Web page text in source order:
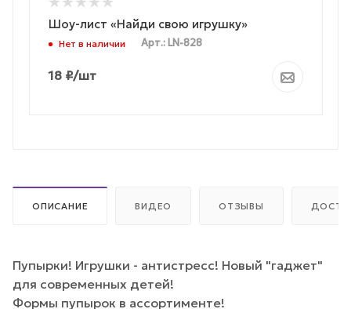
Шоу-лист «Найди свою игрушку»
Нет в наличии Арт.: LN-828
18 ₽/шт
ОПИСАНИЕ ВИДЕО ОТЗЫВЫ
Пупырки! Игрушки - антистресс! Новый "гаджет"
для современных детей!
Формы пупырок в ассортименте!